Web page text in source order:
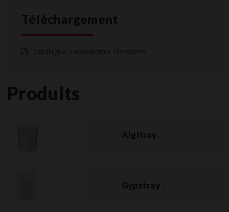
Téléchargement
Catalogue Laboratoires Dentaires
Produits
Algitray »
Gypstray »